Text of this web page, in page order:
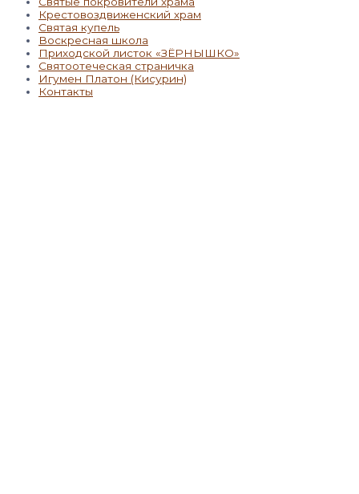
Крестовоздвиженский храм
Святая купель
Воскресная школа
Приходской листок «ЗЁРНЫШКО»
Святоотеческая страничка
Игумен Платон (Кисурин)
Контакты